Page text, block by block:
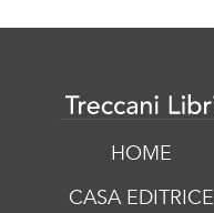
HOME
CASA EDITRICE